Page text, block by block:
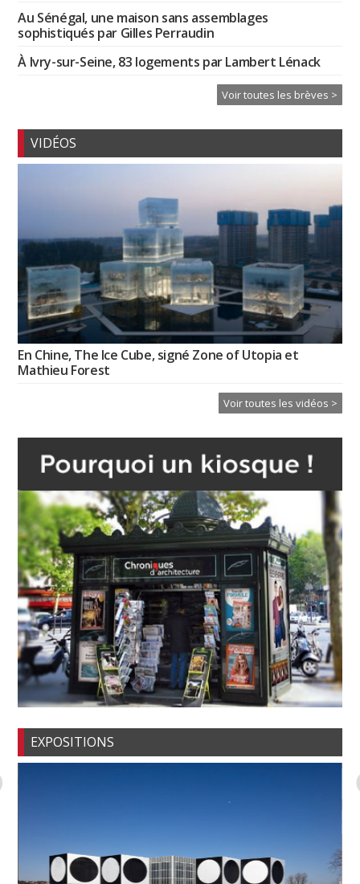
Au Sénégal, une maison sans assemblages
sophistiqués par Gilles Perraudin
À Ivry-sur-Seine, 83 logements par Lambert Lénack
Voir toutes les brèves >
VIDÉOS
En Chine, The Ice Cube, signé Zone of Utopia et
Mathieu Forest
Voir toutes les vidéos >
EXPOSITIONS